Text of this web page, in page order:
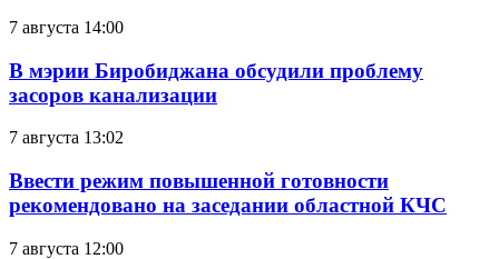
7 августа 14:00
В мэрии Биробиджана обсудили проблему
засоров канализации
7 августа 13:02
Ввести режим повышенной готовности
рекомендовано на заседании областной КЧС
7 августа 12:00